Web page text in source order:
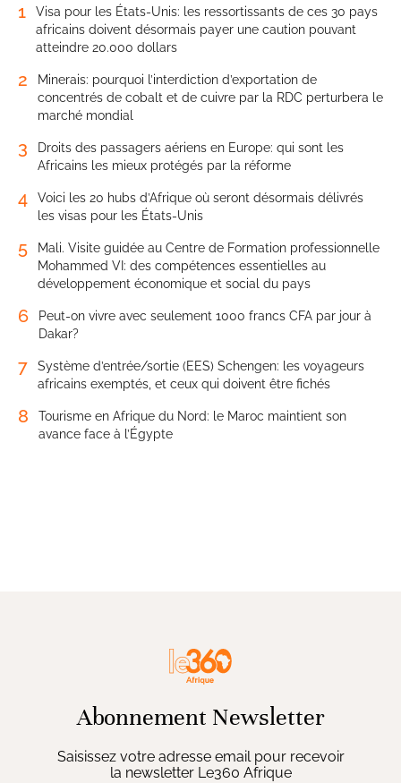
1
Visa pour les États-Unis: les ressortissants de ces 30 pays
africains doivent désormais payer une caution pouvant
atteindre 20.000 dollars
2
Minerais: pourquoi l’interdiction d’exportation de
concentrés de cobalt et de cuivre par la RDC perturbera le
marché mondial
3
Droits des passagers aériens en Europe: qui sont les
Africains les mieux protégés par la réforme
4
Voici les 20 hubs d’Afrique où seront désormais délivrés
les visas pour les États-Unis
5
Mali. Visite guidée au Centre de Formation professionnelle
Mohammed VI: des compétences essentielles au
développement économique et social du pays
6
Peut-on vivre avec seulement 1000 francs CFA par jour à
Dakar?
7
Système d’entrée/sortie (EES) Schengen: les voyageurs
africains exemptés, et ceux qui doivent être fichés
8
Tourisme en Afrique du Nord: le Maroc maintient son
avance face à l’Égypte
Abonnement Newsletter
Saisissez votre adresse email pour recevoir
la newsletter Le360 Afrique